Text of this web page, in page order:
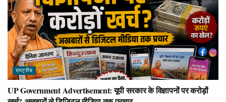
राष्ट्रीय
UP Government Advertisement: यूपी सरकार के विज्ञापनों पर करोड़ों